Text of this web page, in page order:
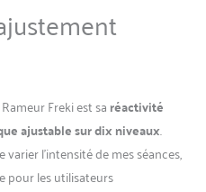
grâce à
Kinomap.
et un mode
pour repousser
limites. Transformez
séance en voyage
à des parcours filmés
Freki est sa réactivité
ajustable sur dix niveaux.
l’intensité de mes séances,
pour les utilisateurs